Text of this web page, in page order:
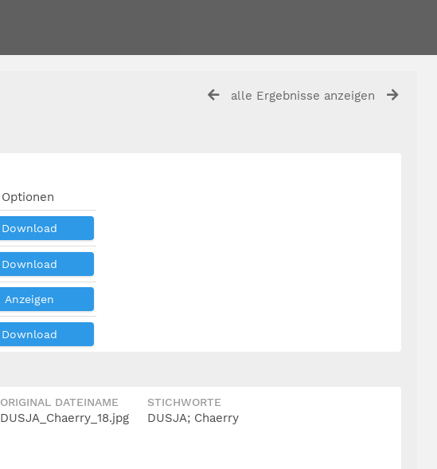
alle Ergebnisse anzeigen
Optionen
Download
Download
Anzeigen
Download
ORIGINAL DATEINAME
DUSJA_Chaerry_18.jpg
STICHWORTE
DUSJA; Chaerry